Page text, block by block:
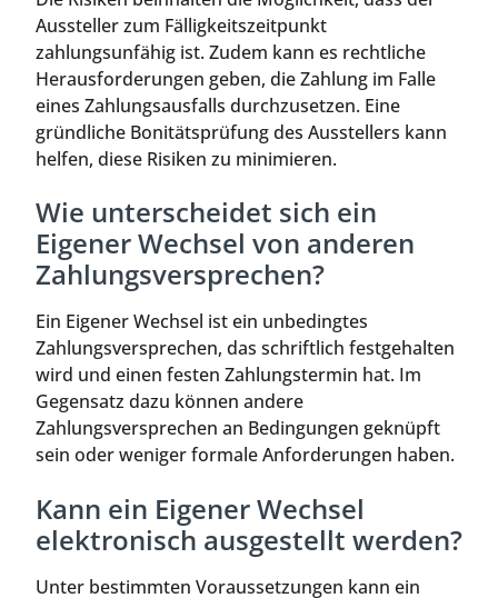
Aussteller zum Fälligkeitszeitpunkt
zahlungsunfähig ist. Zudem kann es rechtliche
Herausforderungen geben, die Zahlung im Falle
eines Zahlungsausfalls durchzusetzen. Eine
gründliche Bonitätsprüfung des Ausstellers kann
helfen, diese Risiken zu minimieren.
Wie unterscheidet sich ein
Eigener Wechsel von anderen
Zahlungsversprechen?
Ein Eigener Wechsel ist ein unbedingtes
Zahlungsversprechen, das schriftlich festgehalten
wird und einen festen Zahlungstermin hat. Im
Gegensatz dazu können andere
Zahlungsversprechen an Bedingungen geknüpft
sein oder weniger formale Anforderungen haben.
Kann ein Eigener Wechsel
elektronisch ausgestellt werden?
Unter bestimmten Voraussetzungen kann ein